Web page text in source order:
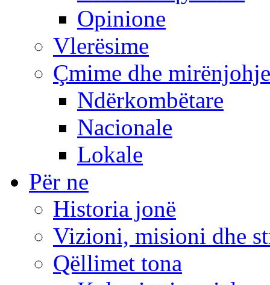
Opinione
Vlerësime
Çmime dhe mirënjohje
Ndërkombëtare
Nacionale
Lokale
Për ne
Historia jonë
Vizioni, misioni dhe
Qëllimet tona